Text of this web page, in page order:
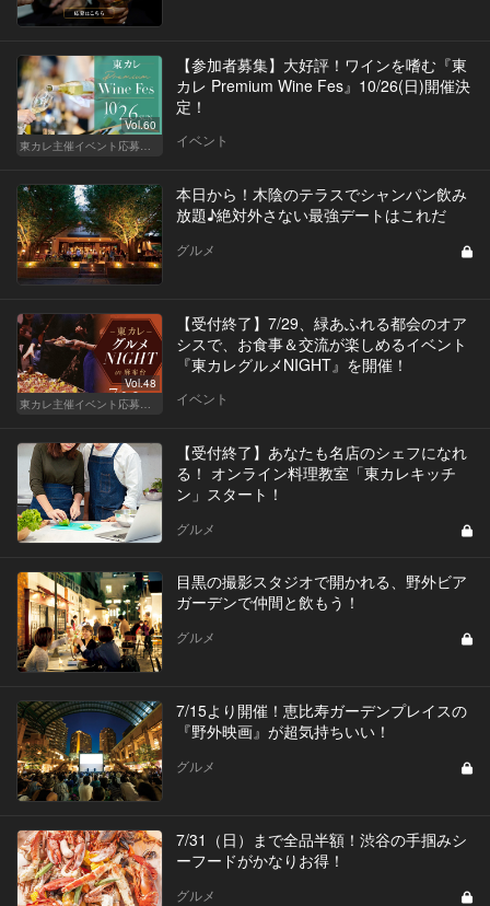
Vol.60
【参加者募集】大好評！ワインを嗜む『東
カレ Premium Wine Fes』10/26(日)開催決
定！
イベント
本日から！木陰のテラスでシャンパン飲み
放題♪絶対外さない最強デートはこれだ
グルメ
Vol.48
【受付終了】7/29、緑あふれる都会のオア
シスで、お食事＆交流が楽しめるイベント
『東カレグルメNIGHT』を開催！
イベント
【受付終了】あなたも名店のシェフになれ
る！ オンライン料理教室「東カレキッチ
ン」スタート！
グルメ
目黒の撮影スタジオで開かれる、野外ビア
ガーデンで仲間と飲もう！
グルメ
7/15より開催！恵比寿ガーデンプレイスの
『野外映画』が超気持ちいい！
グルメ
7/31（日）まで全品半額！渋谷の手掴みシ
ーフードがかなりお得！
グルメ